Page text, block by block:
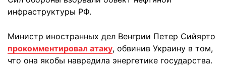
инфраструктуры РФ.
Министр иностранных дел Венгрии Петер Сийярто
прокомментировал атаку, обвинив Украину в том,
что она якобы навредила энергетике государства.